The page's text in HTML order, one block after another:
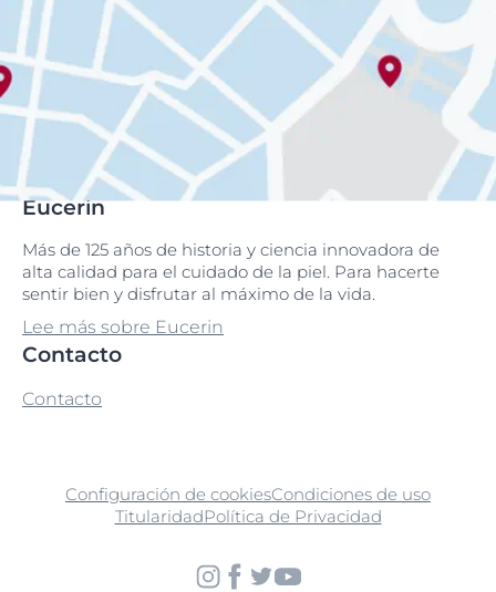
Eucerin
Más de 125 años de historia y ciencia innovadora de
alta calidad para el cuidado de la piel. Para hacerte
sentir bien y disfrutar al máximo de la vida.
Lee más sobre Eucerin
Contacto
Contacto
Configuración de cookiesCondiciones de uso
TitularidadPolítica de Privacidad